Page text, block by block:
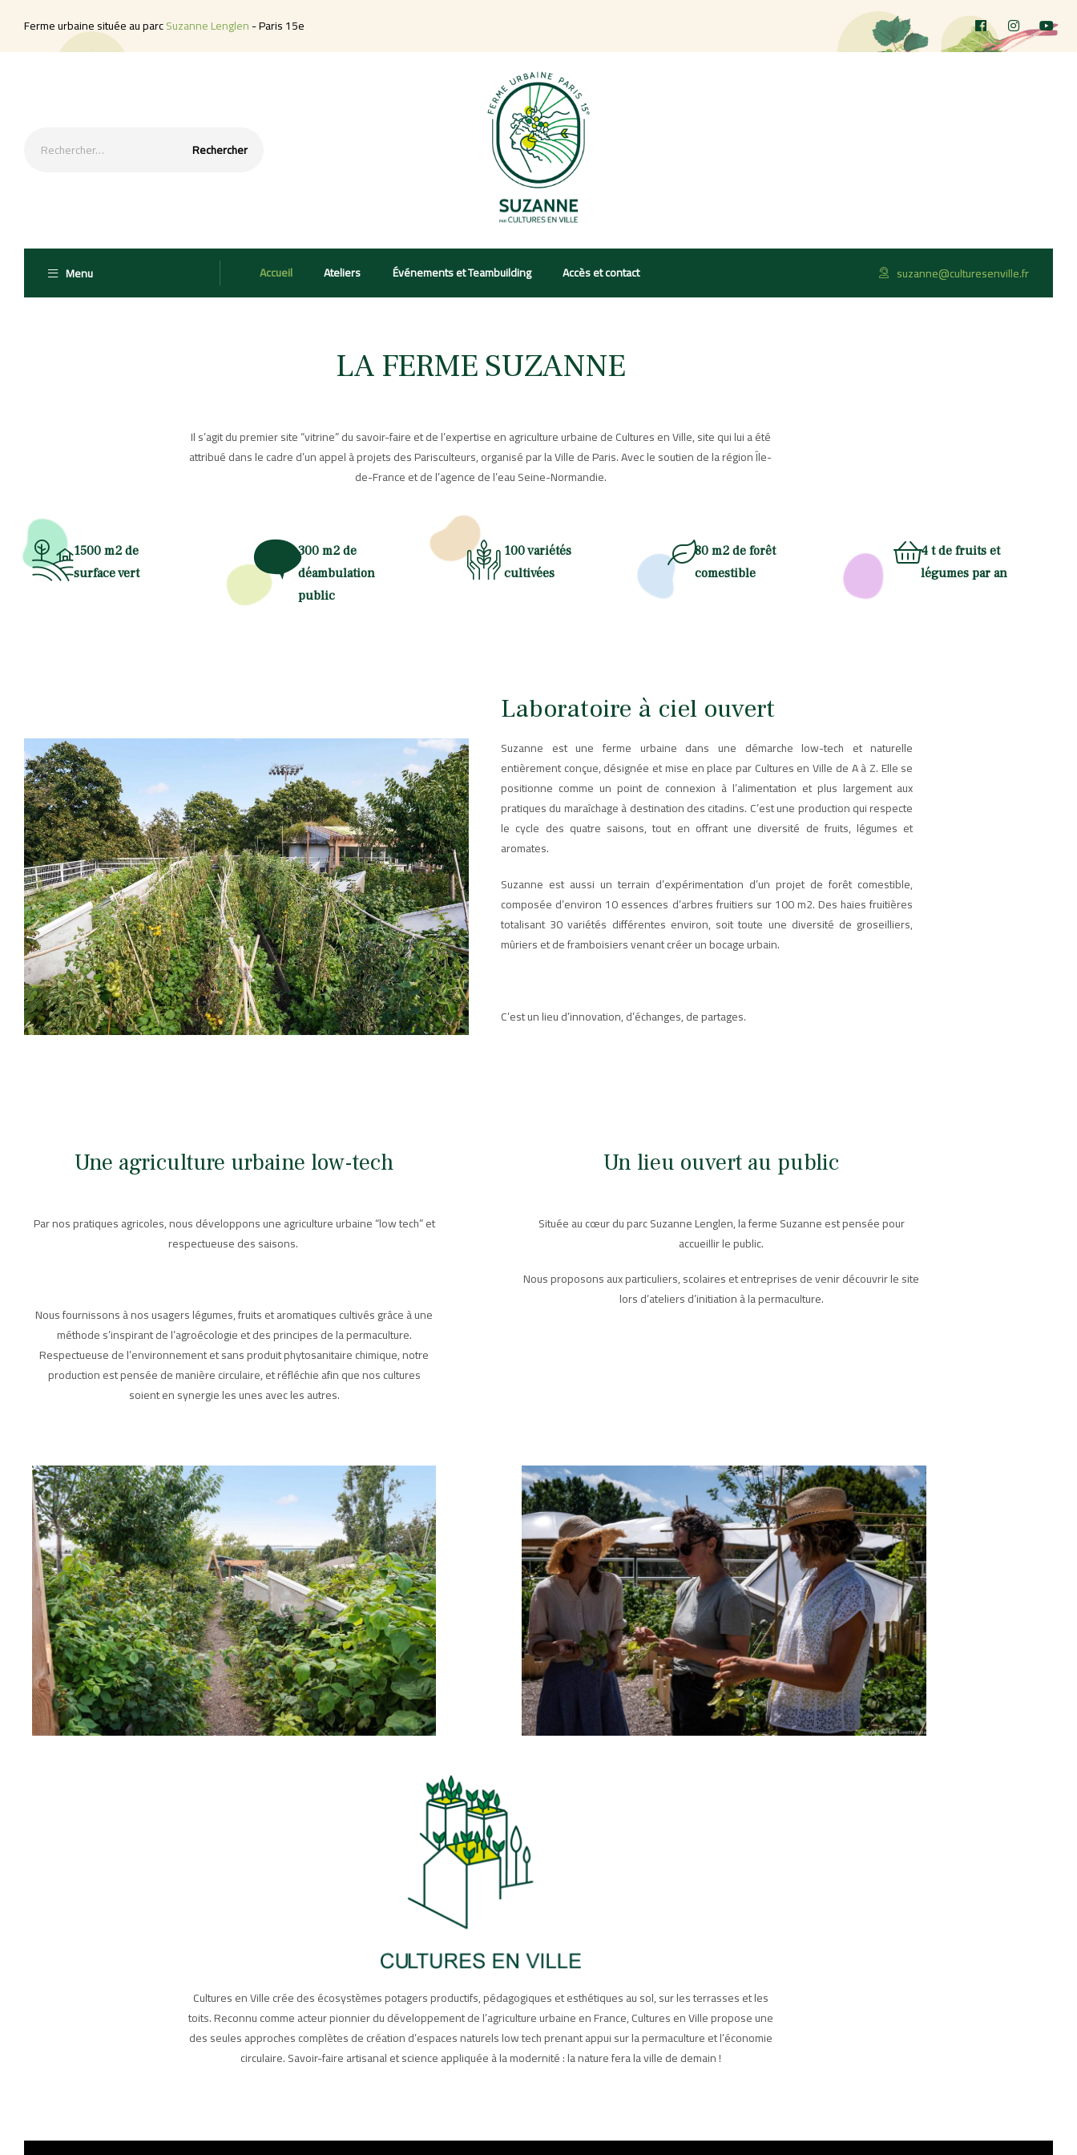
Ferme urbaine située au parcSuzanne Lenglen- Paris 15e
Menu Accueil Ateliers Événements et Teambuilding Accès et contact suzanne@culturesenville.fr
LA FERME SUZANNE
Il s’agit du premier site “vitrine” du savoir-faire et de l’expertise en agriculture urbaine de Cultures en Ville, site qui lui a été
attribué dans le cadre d’un appel à projets des Parisculteurs, organisé par la Ville de Paris. Avec le soutien de la région Île-
de-France et de l’agence de l’eau Seine-Normandie.
1500 m2 de
surface vert
300 m2 de
déambulation
public
100 variétés
cultivées
80 m2 de forêt
comestible
4 t de fruits et
légumes par an
Laboratoire à ciel ouvert
Suzanne est une ferme urbaine dans une démarche low-tech et naturelle
entièrement conçue, désignée et mise en place par Cultures en Ville de A à Z. Elle se
positionne comme un point de connexion à l’alimentation et plus largement aux
pratiques du maraîchage à destination des citadins. C’est une production qui respecte
le cycle des quatre saisons, tout en offrant une diversité de fruits, légumes et
aromates.
Suzanne est aussi un terrain d’expérimentation d’un projet de forêt comestible,
composée d’environ 10 essences d’arbres fruitiers sur 100 m2. Des haies fruitières
totalisant 30 variétés différentes environ, soit toute une diversité de groseilliers,
mûriers et de framboisiers venant créer un bocage urbain.
C’est un lieu d’innovation, d’échanges, de partages.
Une agriculture urbaine low-tech
Par nos pratiques agricoles, nous développons une agriculture urbaine “low tech” et
respectueuse des saisons.
Nous fournissons à nos usagers légumes, fruits et aromatiques cultivés grâce à une
méthode s’inspirant de l’agroécologie et des principes de la permaculture.
Respectueuse de l’environnement et sans produit phytosanitaire chimique, notre
production est pensée de manière circulaire, et réfléchie afin que nos cultures
soient en synergie les unes avec les autres.
Un lieu ouvert au public
Située au cœur du parc Suzanne Lenglen, la ferme Suzanne est pensée pour
accueillir le public.
Nous proposons aux particuliers, scolaires et entreprises de venir découvrir le site
lors d’ateliers d’initiation à la permaculture.
Cultures en Ville crée des écosystèmes potagers productifs, pédagogiques et esthétiques au sol, sur les terrasses et les
toits. Reconnu comme acteur pionnier du développement de l’agriculture urbaine en France, Cultures en Ville propose une
des seules approches complètes de création d’espaces naturels low tech prenant appui sur la permaculture et l’économie
circulaire. Savoir-faire artisanal et science appliquée à la modernité : la nature fera la ville de demain !